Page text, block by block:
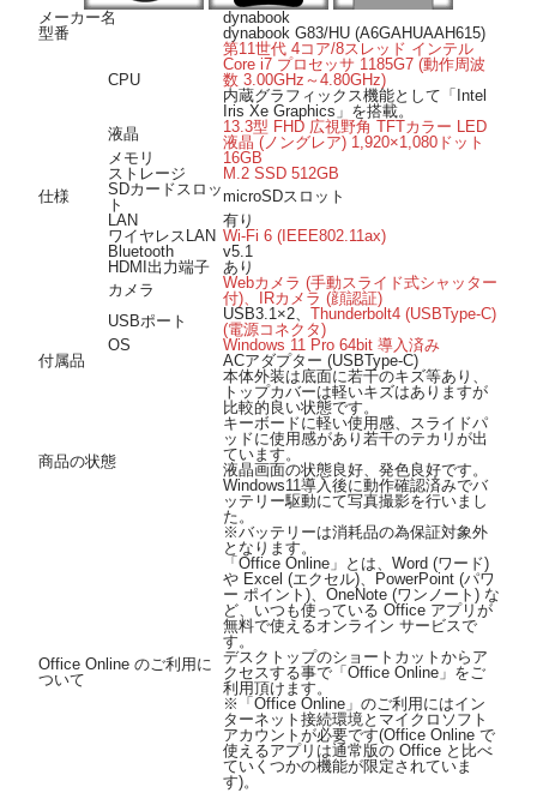
microSDスロットを搭載、microSDカードメディアの読み書きが可能です。
Webカメラは手動スライド式のシャッターを搭載、顔認証に対応しており顔を向
けるだけでロック画面の解除も可能。
HDMI出力端子を装備、リビングの大画面液晶テレビ等のHDMI入力のある外部モ
ニターへの映像出力が可能。
Thunderbolt4 (USB Type-C) ポート搭載、高速デバイスの接続が可能です。
OSの起動やアプリケーションの起動が超高速なM.2SSD512GB搭載、駆動部が無
いので省電力・静音性に優れています。
メーカー名
dynabook
型番
dynabook G83/HU (A6GAHUAAH615)
仕様
CPU
第11世代 4コア/8スレッド インテル
Core i7 プロセッサ 1185G7 (動作周波
数 3.00GHz～4.80GHz)
内蔵グラフィックス機能として「Intel
Iris Xe Graphics」を搭載。
液晶
13.3型 FHD 広視野角 TFTカラー LED
液晶 (ノングレア) 1,920×1,080ドット
メモリ
16GB
ストレージ
M.2 SSD 512GB
SDカードスロッ
ト
microSDスロット
LAN
有り
ワイヤレスLAN Wi-Fi 6 (IEEE802.11ax)
Bluetooth
v5.1
HDMI出力端子
あり
カメラ
Webカメラ (手動スライド式シャッター
付)、IRカメラ (顔認証)
USBポート
USB3.1×2、 Thunderbolt4 (USBType-C)
(電源コネクタ)
OS
Windows 11 Pro 64bit 導入済み
付属品
ACアダプター (USBType-C)
商品の状態
本体外装は底面に若干のキズ等あり、
トップカバーは軽いキズはありますが
比較的良い状態です。
キーボードに軽い使用感、スライドパ
ッドに使用感があり若干のテカリが出
ています。
液晶画面の状態良好、発色良好です。
Windows11導入後に動作確認済みでバ
ッテリー駆動にて写真撮影を行いまし
た。
※バッテリーは消耗品の為保証対象外
となります。
Office Online のご利用に
ついて
「Office Online」とは、Word (ワード)
や Excel (エクセル)、PowerPoint (パワ
ー ポイント)、OneNote (ワンノート) な
ど、いつも使っている Office アプリが
無料で使えるオンライン サービスで
す。
デスクトップのショートカットからア
クセスする事で「Office Online」をご
利用頂けます。
※「Office Online」のご利用にはイン
ターネット接続環境とマイクロソフト
アカウントが必要です(Office Online で
使えるアプリは通常版の Office と比べ
ていくつかの機能が限定されていま
す)。